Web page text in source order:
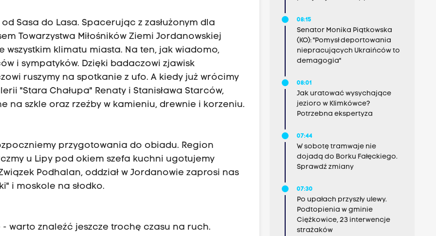
Sasa do Lasa. Spacerując z zasłużonym dla
Towarzystwa Miłośników Ziemi Jordanowskiej
wszystkim klimatu miasta. Na ten, jak wiadomo,
i sympatyków. Dzięki badaczowi zjawisk
ruszymy na spotkanie z ufo. A kiedy już wrócimy
"Stara Chałupa" Renaty i Stanisława Starców,
na szkle oraz rzeźby w kamieniu, drewnie i korzeniu.
przygotowania do obiadu. Region
u Lipy pod okiem szefa kuchni ugotujemy
Podhalan, oddział w Jordanowie zaprosi nas
i moskole na słodko.
warto znaleźć jeszcze trochę czasu na ruch.
08:15
Senator Monika Piątkowska
(KO): "Pomysł deportowania
niepracujących Ukraińców to
demagogia"
08:01
Jak uratować wysychające
jezioro w Klimkówce?
Potrzebna ekspertyza
07:44
W sobotę tramwaje nie
dojadą do Borku Fałęckiego.
Sprawdź zmiany
07:30
Po upałach przyszły ulewy.
Podtopienia w gminie
Ciężkowice, 23 interwencje
strażaków